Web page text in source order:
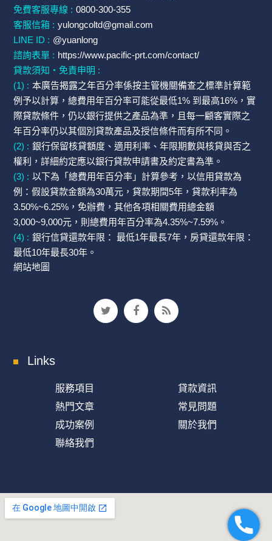
免費客服專線 : 0800-300-355
客服信箱 : yulongcoltd@gmail.com
LINE ID : @yuanlong
諮詢表單 : https://www.pacific-prt.com/contact/
貸款須知・免責申明 :
(1) : 本廣告揭露之年百分率係按主管機關備查之標準計算範
例予以計算，總費用年百分率可能從最低1% 到最高16%，實
際貸款條件，仍以銀行提供之產品為準，且每一顧客實際之
年百分率仍以其個別貸款產品及授信條件而有所不同。
(2) : 銀行保留核貸額度、適用利率、年限期數與核貸與否之
權利，詳細約定應以銀行貸款申請書及約定書為準。
(3) : 以下為「總費用年百分率」計算參考，以信用貸款為
例：假設貸款金額為30萬元，貸款期間5年，貸款利率為
3.50%~6.25%，免辦費，其他各項相關費用總金額
3,000~9,000元，則總費用年百分率為4.35%~7.59%。
(4) : 銀行信貸還款年限： 最低1年最長7年，房貸還款年限：
最低10年最長30年。
網站地圖
Links
服務項目
貸款資訊
熱門文章
常見問題
成功案例
關於我們
聯絡我們